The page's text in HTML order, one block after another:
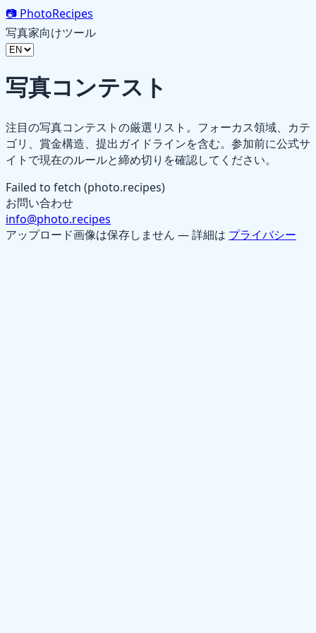
📷 PhotoRecipes
写真家向けツール
写真コンテスト
注目の写真コンテストの厳選リスト。フォーカス領域、カテ
ゴリ、賞金構造、提出ガイドラインを含む。参加前に公式サ
イトで現在のルールと締め切りを確認してください。
Failed to fetch (photo.recipes)
お問い合わせ
info@photo.recipes
アップロード画像は保存しません — 詳細は プライバシー